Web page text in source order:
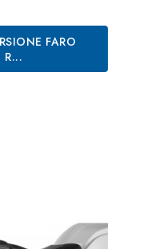
FARO
R...